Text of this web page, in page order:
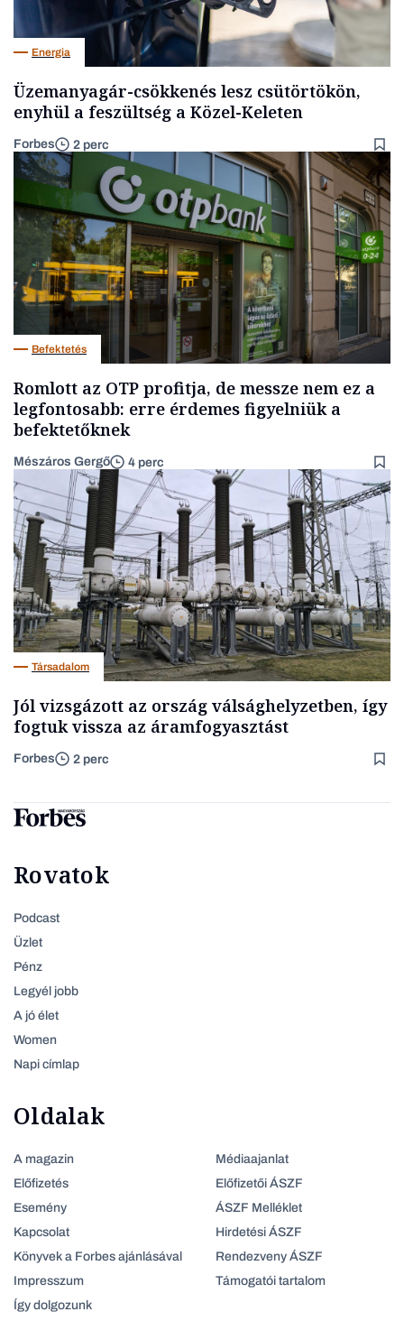
Energia
Üzemanyagár-csökkenés lesz csütörtökön,
enyhül a feszültség a Közel-Keleten
Forbes 2 perc
Befektetés
Romlott az OTP profitja, de messze nem ez a
legfontosabb: erre érdemes figyelniük a
befektetőknek
Mészáros Gergő 4 perc
Társadalom
Jól vizsgázott az ország válsághelyzetben, így
fogtuk vissza az áramfogyasztást
Forbes 2 perc
Rovatok
Podcast
Üzlet
Pénz
Legyél jobb
A jó élet
Women
Napi címlap
Oldalak
A magazin
Előfizetés
Esemény
Kapcsolat
Könyvek a Forbes ajánlásával
Impresszum
Így dolgozunk
Médiaajanlat
Előfizetői ÁSZF
ÁSZF Melléklet
Hirdetési ÁSZF
Rendezveny ÁSZF
Támogatói tartalom